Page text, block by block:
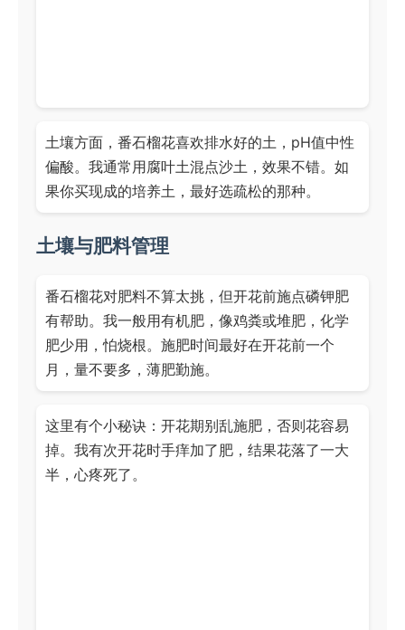
土壤方面，番石榴花喜欢排水好的土，pH值中性
偏酸。我通常用腐叶土混点沙土，效果不错。如
果你买现成的培养土，最好选疏松的那种。
土壤与肥料管理
番石榴花对肥料不算太挑，但开花前施点磷钾肥
有帮助。我一般用有机肥，像鸡粪或堆肥，化学
肥少用，怕烧根。施肥时间最好在开花前一个
月，量不要多，薄肥勤施。
这里有个小秘诀：开花期别乱施肥，否则花容易
掉。我有次开花时手痒加了肥，结果花落了一大
半，心疼死了。